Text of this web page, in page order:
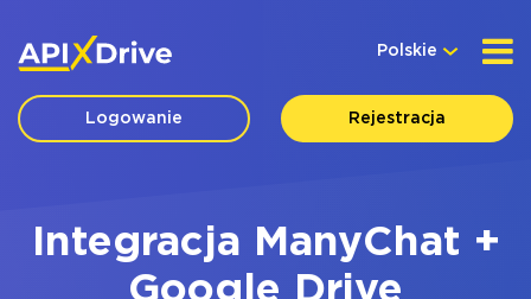
Polskie
Logowanie Rejestracja
Integracja ManyChat +
Google Drive